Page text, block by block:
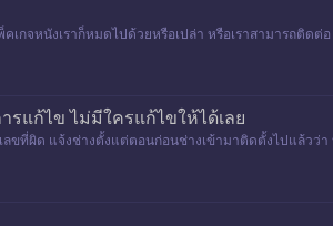
เกจหนังเราก็หมดไปด้วยหรือเปล่า หรือเราสามารถติด
รแก้ไข ไม่มีใครแก้ไขให้ได้เลย
ที่ผิด แจ้งช่างตั้งแต่ตอนก่อนช่างเข้ามาติดตั้งไปแล้วว่